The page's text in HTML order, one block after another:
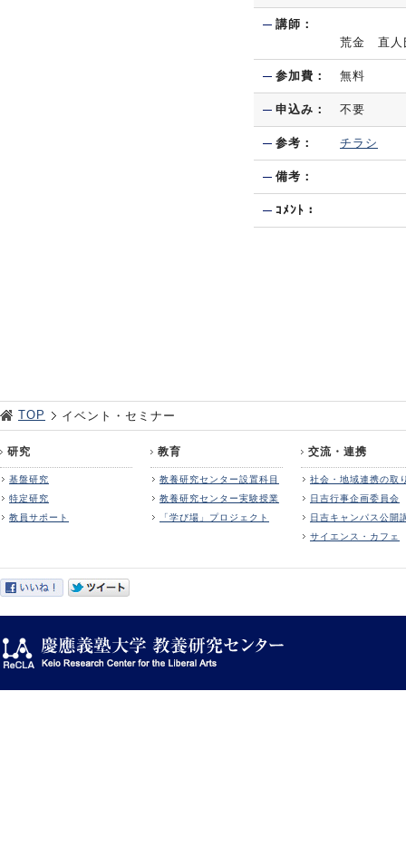
講師：
荒金 直人
参加費： 無料
申込み： 不要
参考： チラシ
備考：
ｺﾒﾝﾄ：
TOP イベント・セミナー
研究
基盤研究
特定研究
教員サポート
教育
教養研究センター設置科目
教養研究センター実験授業
「学び場」プロジェクト
交流・連携
社会・地域連携の取
日吉行事企画委員会
日吉キャンパス公開
サイエンス・カフェ